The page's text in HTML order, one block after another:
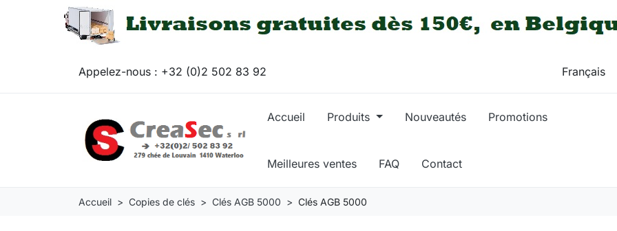
Appelez-nous : +32 (0)2 502 83 92
Accueil Produits Nouveautés Promotions
Meilleures ventes FAQ Contact
Accueil Copies de clés Clés AGB 5000 Clés AGB 5000